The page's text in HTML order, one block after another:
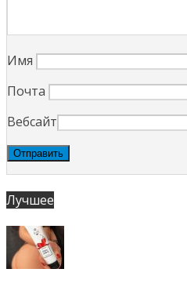
Имя
Почта
Вебсайт
Лучшее